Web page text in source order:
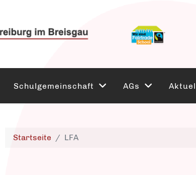
Schulgemeinschaft AGs
Startseite LFA